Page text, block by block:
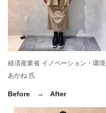
経済産業省 イノベーション・環
あかね 氏
Before → After